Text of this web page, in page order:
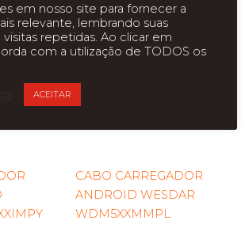
CABO CARREGADOR
ANDROID WESDAR
WDM5XXMMPL
em nosso site para fornecer a
relevante, lembrando suas
repetidas. Ao clicar em
com a utilização de TODOS os
ACEITAR